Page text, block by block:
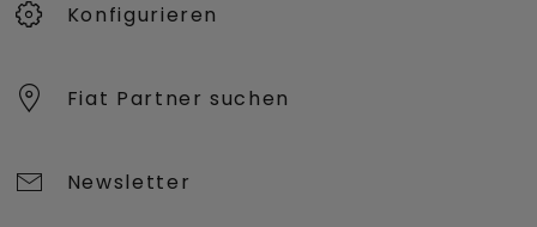
Konfigurieren​
Fiat Partner suchen
Newsletter